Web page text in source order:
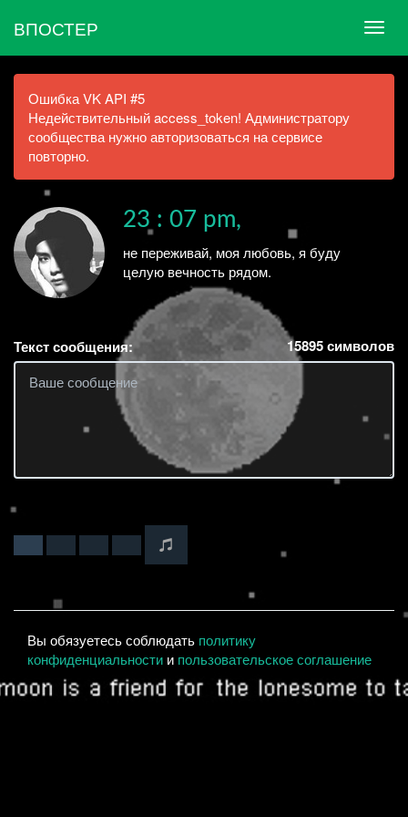
ВПОСТЕР
Ошибка VK API #5
Недействительный access_token! Администратору
сообщества нужно авторизоваться на сервисе
повторно.
23 : 07 pm,
не переживай, моя любовь, я буду
целую вечность рядом.
Текст сообщения: 15895символов
Вы обязуетесь соблюдать политику
конфиденциальности и пользовательское соглашение